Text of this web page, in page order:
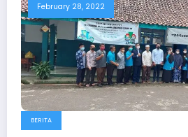
February 28, 2022
BERITA